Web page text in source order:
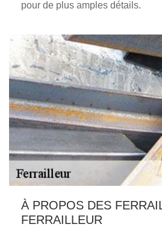
pour de plus amples détails.
À PROPOS DES
FERRAILLEUR